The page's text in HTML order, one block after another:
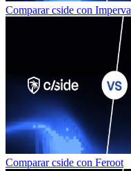
Comparar cside con Imperva
Comparar cside con Feroot